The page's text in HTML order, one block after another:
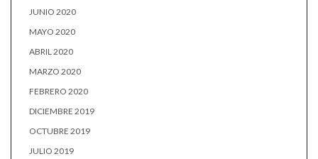
JUNIO 2020
MAYO 2020
ABRIL 2020
MARZO 2020
FEBRERO 2020
DICIEMBRE 2019
OCTUBRE 2019
JULIO 2019